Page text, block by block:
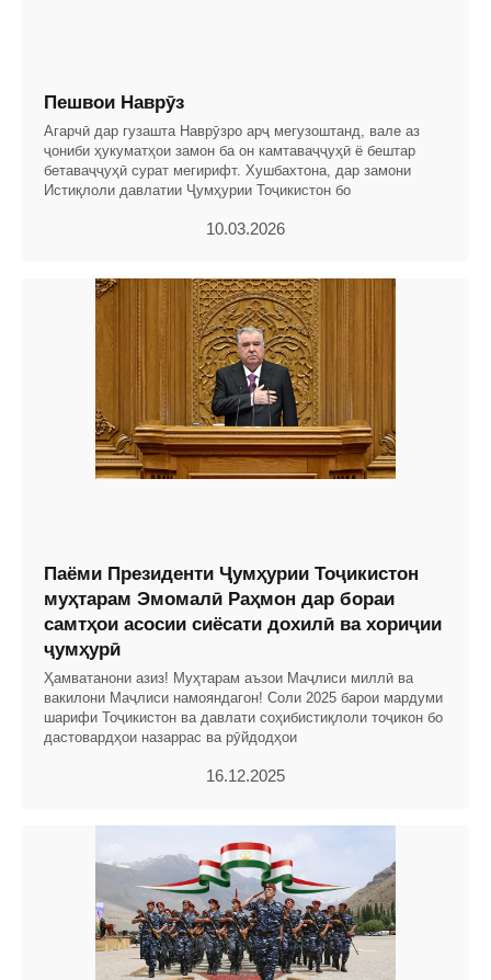
Пешвои Наврӯз
Агарчӣ дар гузашта Наврӯзро арҷ мегузоштанд, вале аз
ҷониби ҳукуматҳои замон ба он камтаваҷҷуҳӣ ё бештар
бетаваҷҷуҳӣ сурат мегирифт. Хушбахтона, дар замони
Истиқлоли давлатии Ҷумҳурии Тоҷикистон бо
10.03.2026
Паёми Президенти Ҷумҳурии Тоҷикистон
муҳтарам Эмомалӣ Раҳмон дар бораи
самтҳои асосии сиёсати дохилӣ ва хориҷии
ҷумҳурӣ
Ҳамватанони азиз! Муҳтарам аъзои Маҷлиси миллӣ ва
вакилони Маҷлиси намояндагон! Соли 2025 барои мардуми
шарифи Тоҷикистон ва давлати соҳибистиқлоли тоҷикон бо
дастовардҳои назаррас ва рӯйдодҳои
16.12.2025